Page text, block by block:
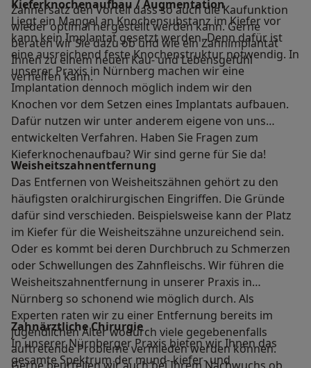
Zahnersatz den Vorteil dass so auch die Kaufunktion
wieder optimal hergestellt werden kann. Gerne
beraten wir Sie dazu ob und wie ein Zahnimplantat
Ihnen zu einem neuen Kau- und Lebensgefühl
verhelfen kann.
Kieferknochenaufbau / Augmentation
Liegt ein Mangel an Knochensubstanz im Kiefer vor
kann kein Implantat gesetzt werden. Denn dafür ist
eine ausreichend feste Knochenstruktur notwendig. In
unserer Praxis in Nürnberg machen wir eine
Implantation dennoch möglich indem wir den
Knochen vor dem Setzen eines Implantats aufbauen.
Dafür nutzen wir unter anderem eigene von uns
entwickelten Verfahren. Haben Sie Fragen zum
Kieferknochenaufbau? Wir sind gerne für Sie da!
Weisheitszahnentfernung
Das Entfernen von Weisheitszähnen gehört zu den
häufigsten oralchirurgischen Eingriffen. Die Gründe
dafür sind verschieden. Beispielsweise kann der Platz
im Kiefer für die Weisheitszähne unzureichend sein.
Oder es kommt bei deren Durchbruch zu Schmerzen
oder Schwellungen des Zahnfleischs. Wir führen die
Weisheitszahnentfernung in unserer Praxis in
Nürnberg so schonend wie möglich durch. Als
Experten raten wir zu einer Entfernung bereits im
jugendlichen Alter wodurch viele gegebenenfalls
auftretende Probleme vermieden werden können.
Zahnärztliche Chirurgie
In unserer Nürnberger Praxis bieten wir Ihnen das
gesamte Spektrum der mund- kiefer- und